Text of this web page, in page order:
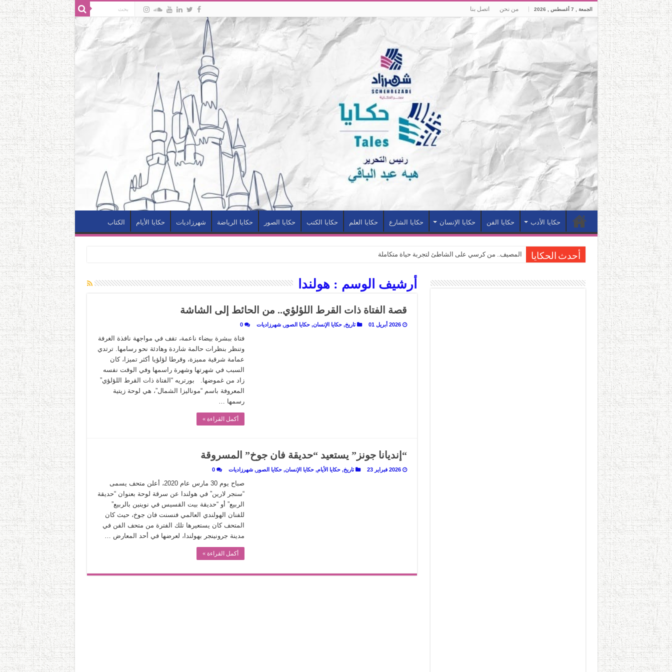
الجمعة , 7 أغسطس , 2026 من نحن اتصل بنا
حكايا الأدب حكايا الفن حكايا الإنسان حكايا الشارع حكايا العلم حكايا الكتب حكايا الصور حكايا الرياضة شهرزاديات حكايا الأيام الكتاب
أحدث الحكايا المصيف.. من كرسي على الشاطئ لتجربة حياة متكاملة
القاهرة «ألف ليلة وليلة».. كيف يتحول المكان إلى بطل في روايات مريم عبد العزيز؟ (الجزء الأول)
الطعام في الحضارة الإسلامية.. تاريخ يُقرأ بالنكهات
أرشيف الوسم :هولندا
قصة الفتاة ذات القرط اللؤلؤي.. من الحائط إلى الشاشة
2026 أبريل 01 تاريخ,حكايا الإنسان,حكايا الصور,شهرزاديات 0
فتاة ببشرة بيضاء ناعمة، تقف في مواجهة نافذة الغرفة
وتنظر بنظرات حالمة شاردة وهادئة نحو رسامها. ترتدي
عمامة شرقية مميزة، وقرطا لؤلؤيا أكثر تميزا، كان
السبب في شهرتها وشهرة راسمها وفي الوقت نفسه
زاد من غموضها. بورتريه “الفتاة ذات القرط اللؤلؤي”
المعروفة باسم “موناليزا الشمال”، هي لوحة زيتية
رسمها …
أكمل القراءة »
“إنديانا جونز” يستعيد “حديقة فان جوخ” المسروقة
2026 فبراير 23 تاريخ,حكايا الأيام,حكايا الإنسان,حكايا الصور,شهرزاديات 0
صباح يوم 30 مارس عام 2020، أعلن متحف يسمى
“سنجر لارين” في هولندا عن سرقة لوحة بعنوان “حديقة
الربيع” أو “حديقة بيت القسيس في نوينين بالربيع”
للفنان الهولندي العالمي فنسنت فان جوخ، حيث كان
المتحف كان يستعيرها تلك الفترة من متحف الفن في
مدينة جرونينجر بهولندا، لعرضها في أحد المعارض …
أكمل القراءة »